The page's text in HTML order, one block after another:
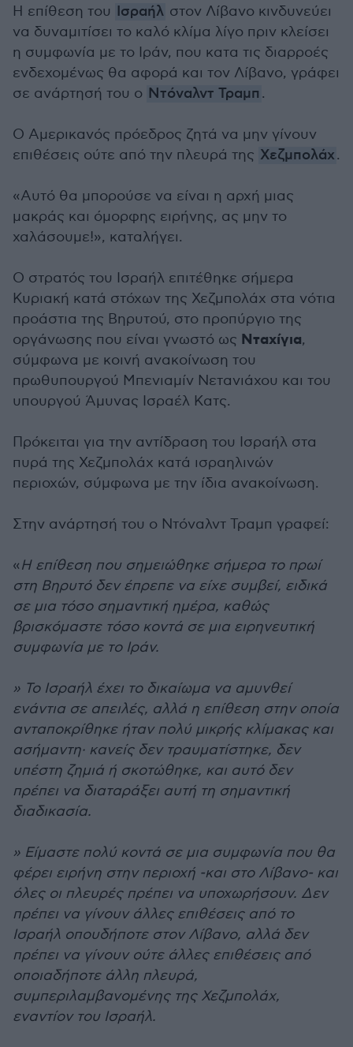
Η επίθεση του Ισραήλ στον Λίβανο κινδυνεύει
να δυναμιτίσει το καλό κλίμα λίγο πριν κλείσει
η συμφωνία με το Ιράν, που κατα τις διαρροές
ενδεχομένως θα αφορά και τον Λίβανο, γράφει
σε ανάρτησή του ο Ντόναλντ Τραμπ .
Ο Αμερικανός πρόεδρος ζητά να μην γίνουν
επιθέσεις ούτε από την πλευρά της Χεζμπολάχ.
«Αυτό θα μπορούσε να είναι η αρχή μιας
μακράς και όμορφης ειρήνης, ας μην το
χαλάσουμε!», καταλήγει.
Ο στρατός του Ισραήλ επιτέθηκε σήμερα
Κυριακή κατά στόχων της Χεζμπολάχ στα νότια
προάστια της Βηρυτού, στο προπύργιο της
οργάνωσης που είναι γνωστό ως Νταχίγια,
σύμφωνα με κοινή ανακοίνωση του
πρωθυπουργού Μπενιαμίν Νετανιάχου και του
υπουργού Άμυνας Ισραέλ Κατς.
Πρόκειται για την αντίδραση του Ισραήλ στα
πυρά της Χεζμπολάχ κατά ισραηλινών
περιοχών, σύμφωνα με την ίδια ανακοίνωση.
Στην ανάρτησή του ο Ντόναλντ Τραμπ γραφεί:
«Η επίθεση που σημειώθηκε σήμερα το πρωί
στη Βηρυτό δεν έπρεπε να είχε συμβεί, ειδικά
σε μια τόσο σημαντική ημέρα, καθώς
βρισκόμαστε τόσο κοντά σε μια ειρηνευτική
συμφωνία με το Ιράν.
» Το Ισραήλ έχει το δικαίωμα να αμυνθεί
ενάντια σε απειλές, αλλά η επίθεση στην οποία
ανταποκρίθηκε ήταν πολύ μικρής κλίμακας και
ασήμαντη· κανείς δεν τραυματίστηκε, δεν
υπέστη ζημιά ή σκοτώθηκε, και αυτό δεν
πρέπει να διαταράξει αυτή τη σημαντική
διαδικασία.
» Είμαστε πολύ κοντά σε μια συμφωνία που θα
φέρει ειρήνη στην περιοχή -και στο Λίβανο- και
όλες οι πλευρές πρέπει να υποχωρήσουν. Δεν
πρέπει να γίνουν άλλες επιθέσεις από το
Ισραήλ οπουδήποτε στον Λίβανο, αλλά δεν
πρέπει να γίνουν ούτε άλλες επιθέσεις από
οποιαδήποτε άλλη πλευρά,
συμπεριλαμβανομένης της Χεζμπολάχ,
εναντίον του Ισραήλ.